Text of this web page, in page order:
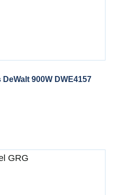
900W DWE4157